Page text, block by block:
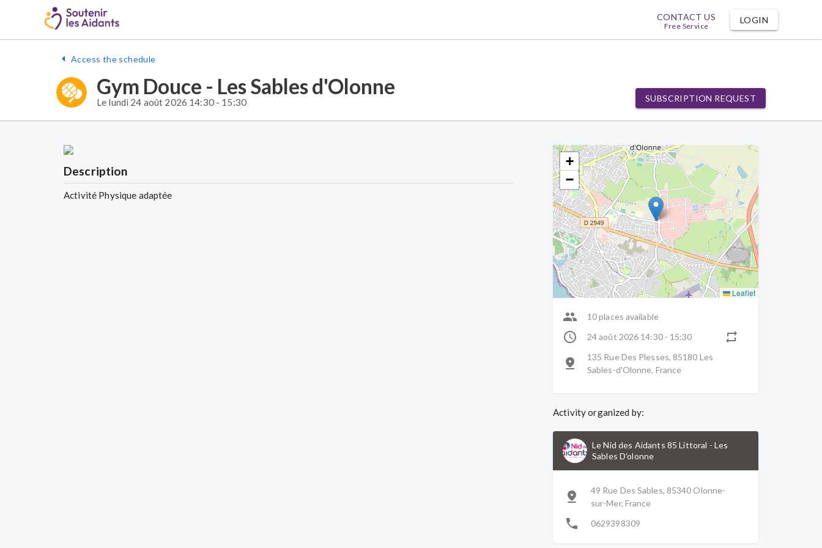
CONTACT US
Free Service
LOGIN
Access the schedule
Gym Douce - Les Sables d'Olonne
Le lundi 24 août 2026 14:30 - 15:30 SUBSCRIPTION REQUEST
Description
Activité Physique adaptée
+
−
Leaflet
10 places available
24 août 2026 14:30 - 15:30
135 Rue Des Plesses, 85180 Les
Sables-d'Olonne, France
Activity organized by:
Le Nid des Aidants 85 Littoral - Les
Sables D'olonne
49 Rue Des Sables, 85340 Olonne-
sur-Mer, France
0629398309